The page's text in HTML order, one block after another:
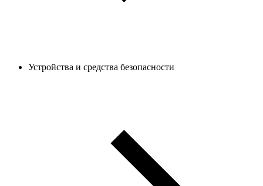
Устройства и средства безопасности